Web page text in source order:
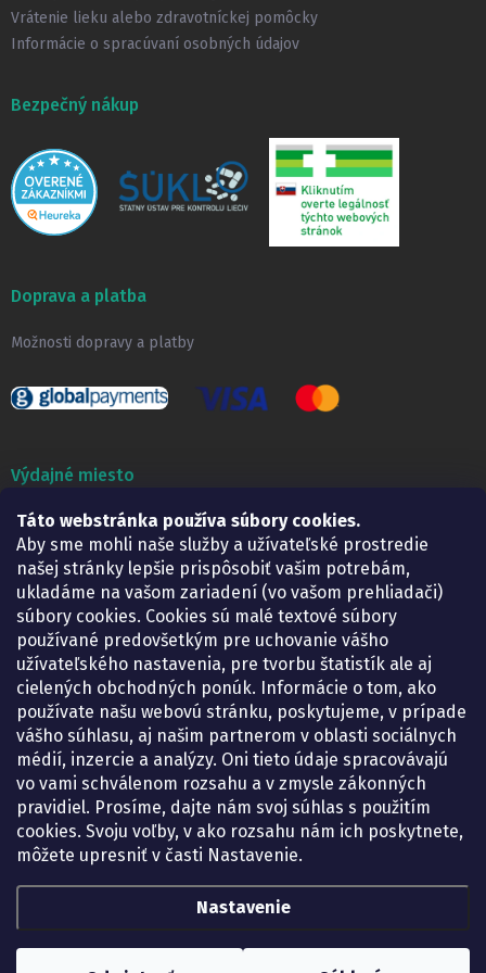
Táto webstránka používa súbory cookies.
Aby sme mohli naše služby a užívateľské prostredie
našej stránky lepšie prispôsobiť vašim potrebám,
ukladáme na vašom zariadení (vo vašom prehliadači)
súbory cookies. Cookies sú malé textové súbory
používané predovšetkým pre uchovanie vášho
užívateľského nastavenia, pre tvorbu štatistík ale aj
cielených obchodných ponúk. Informácie o tom, ako
používate našu webovú stránku, poskytujeme, v prípade
vášho súhlasu, aj našim partnerom v oblasti sociálnych
médií, inzercie a analýzy. Oni tieto údaje spracovávajú
vo vami schválenom rozsahu a v zmysle zákonných
pravidiel. Prosíme, dajte nám svoj súhlas s použitím
cookies. Svoju voľby, v ako rozsahu nám ich poskytnete,
môžete upresniť v časti Nastavenie.
Nastavenie
Vrátenie lieku alebo zdravotníckej pomôcky
Informácie o spracúvaní osobných údajov
Bezpečný nákup
Doprava a platba
Možnosti dopravy a platby
Výdajné miesto
Lekáreň ADONAI
Košice – Smetanova 2
Pondelok:
07.30 – 15.30 h.
Utorok:
07.30 – 16.00 h.
Streda:
07.30 – 16.00 h.
Štvrtok:
07.30 – 15.30 h.
Piatok:
07.30 – 15.30 h.
KONTAKT
eshop@lekarenadonai.sk
+421 948 203 203
Nájdete nás na Facebooku.
lekarenadonai/